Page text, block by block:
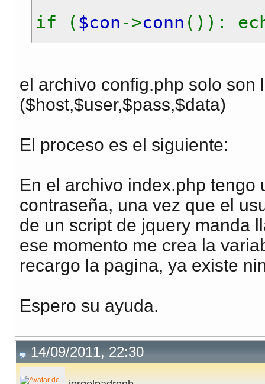
classLogin{
private$pass
$this
}
public
if (
if ( $con ->conn ()):
$password=$_REQUEST
$login->setLogin(
echo($_SESSION ['pass'
el archivo config.php solo son
($host,$user,$pass,$data)
El proceso es el siguiente:
En el archivo index.php
contraseña, una vez que el
de un script de jquery manda
ese momento me crea la
recargo la pagina, ya existe
Espero su ayuda.
14/09/2011, 22:30